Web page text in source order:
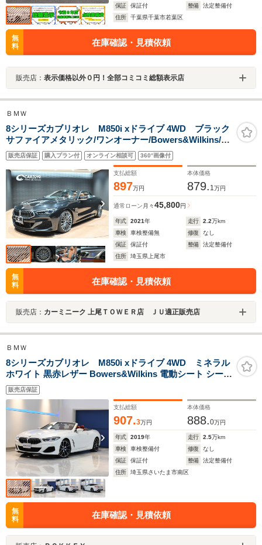
保証
保証付 整備
法定整備付
住所
千葉県千葉市若葉区
無
料
在庫確認・見積依頼
販売店： 表示価格以外０円！全部コミコミ総額表示店
ＢＭＷ
8シリーズカブリオレ M850i xドライブ 4WD ブラック
サファイアメタリック/ワンオーナー/Bowers&Wilkins/エ
クステリアカラー/エクステンドレザーメリノ/OP20イン
チAW/Mスポーツブレ-キ/BMWレーザ-ライト/Carplay/パ
ーキングアシストプラス/ベンチレーション
販売店保証 購入プラン付 オンライン相談可 360°画像付
支払総額
897万円
本体価格
879. 1万円
通常ローン 月々45,800円
年式 2021年 走行 2.2万km
車検
車検整備無 修復
なし
保証
保証付 整備
法定整備付
住所
埼玉県上尾市
無
料
在庫確認・見積依頼
販売店： カーミニーク 上尾ＴＯＷＥＲ店 ＪＵ適正販売店
ＢＭＷ
8シリーズカブリオレ M850i xドライブ 4WD ミネラル
ホワイト 黒赤レザー Bowers&Wilkins 電動シート シート
ヒーター ベンチレーション エアスカーフ
販売店保証
支払総額
907.3万円
本体価格
888.0万円
年式 2019年 走行 2.5万km
車検
車検整備付 修復
なし
保証
保証付 整備
法定整備付
住所
埼玉県さいたま市南区
無
料
在庫確認・見積依頼